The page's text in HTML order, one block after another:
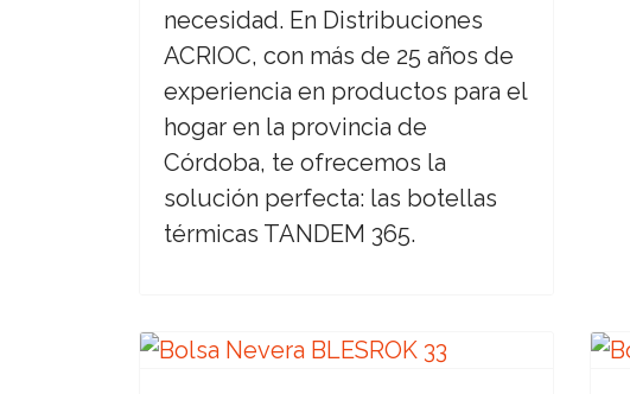
necesidad. En Distribuciones
ACRIOC, con más de 25 años de
experiencia en productos para el
hogar en la provincia de
Córdoba, te ofrecemos la
solución perfecta: las botellas
térmicas TANDEM 365.